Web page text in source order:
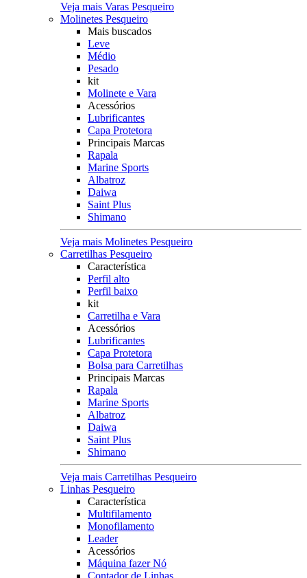
Veja mais Varas Pesqueiro
Molinetes Pesqueiro
Mais buscados
Leve
Médio
Pesado
kit
Molinete e Vara
Acessórios
Lubrificantes
Capa Protetora
Principais Marcas
Rapala
Marine Sports
Albatroz
Daiwa
Saint Plus
Shimano
Veja mais Molinetes Pesqueiro
Carretilhas Pesqueiro
Característica
Perfil alto
Perfil baixo
kit
Carretilha e Vara
Acessórios
Lubrificantes
Capa Protetora
Bolsa para Carretilhas
Principais Marcas
Rapala
Marine Sports
Albatroz
Daiwa
Saint Plus
Shimano
Veja mais Carretilhas Pesqueiro
Linhas Pesqueiro
Característica
Multifilamento
Monofilamento
Leader
Acessórios
Máquina fazer Nó
Contador de Linhas